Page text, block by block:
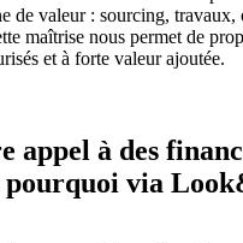
de valeur : sourcing, travaux,
maîtrise nous permet de
et à forte valeur ajoutée.
appel à des
via